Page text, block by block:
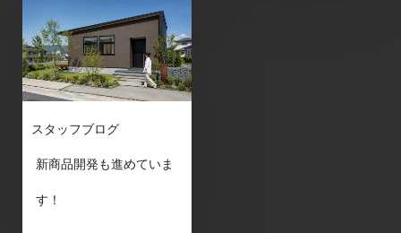
スタッフブログ
新商品開発も進めていま
す！